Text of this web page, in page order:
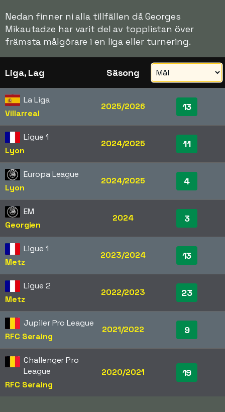
Nedan finner ni alla tillfällen då Georges
Mikautadze har varit del av topplistan över
främsta målgörare i en liga eller turnering.
Liga, Lag Säsong
La Liga
Villarreal
2025/2026 13
Ligue 1
Lyon
2024/2025 11
Europa League
Lyon
2024/2025 4
EM
Georgien
2024 3
Ligue 1
Metz
2023/2024 13
Ligue 2
Metz
2022/2023 23
Jupiler Pro League
RFC Seraing
2021/2022 9
Challenger Pro
League
RFC Seraing
2020/2021 19